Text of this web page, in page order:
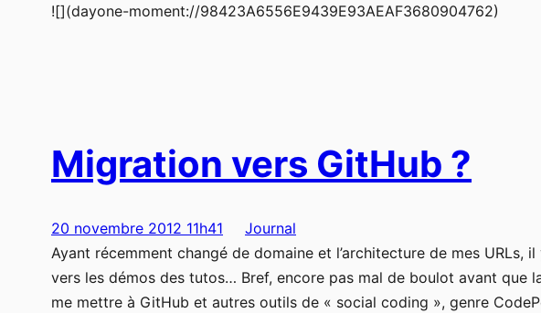
![](dayone-moment://98423A6556E9439E93AEAF3680904762)
Migration vers GitHub ?
20 novembre 2012 11h41
Journal
Ayant récemment changé de domaine et l’architecture de mes
vers les démos des tutos… Bref, encore pas mal de boulot avant
me mettre à GitHub et autres outils de « social coding », genre